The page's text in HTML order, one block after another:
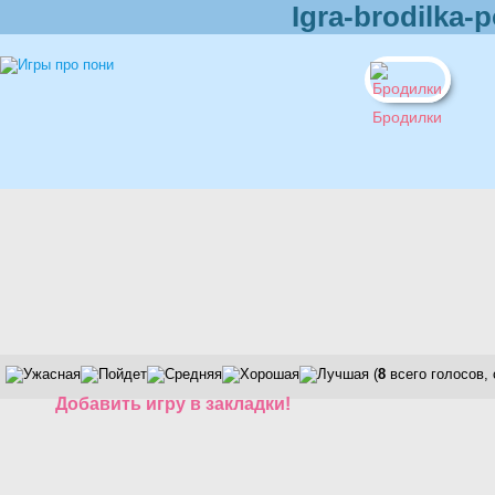
Igra-brodilka-
Бродилки
(8 всего
Добавить игру в закладки!